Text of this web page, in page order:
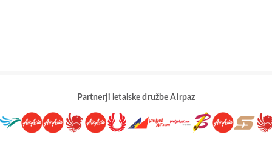
Partnerji letalske družbe Airpaz